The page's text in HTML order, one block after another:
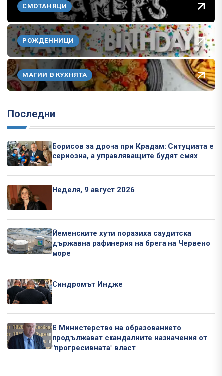
СМОТАНЯЦИ
РОЖДЕННИЦИ
МАГИИ В КУХНЯТА
Последни
Борисов за дрона при Крадам: Ситуциата е
сериозна, а управляващите будят смях
Неделя, 9 август 2026
Йеменските хути поразиха саудитска
държавна рафинерия на брега на Червено
море
Синдромът Индже
В Министерство на образованието
продължават скандалните назначения от
"прогресивната" власт